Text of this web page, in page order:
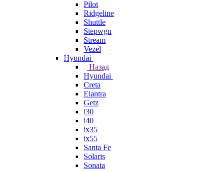
Pilot
Ridgeline
Shuttle
Stepwgn
Stream
Vezel
Hyundai
Назад
Hyundai
Creta
Elantra
Getz
i30
i40
ix35
ix55
Santa Fe
Solaris
Sonata